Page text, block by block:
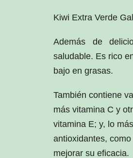
Kiwi Extra Verde
Además de
saludable. Es rico
bajo en grasas.
También contiene
más vitamina C y
vitamina E; y, lo
antioxidantes,
mejorar su eficacia.